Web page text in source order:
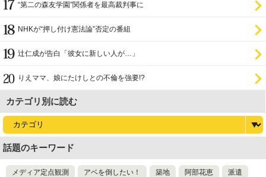
“第二の森友学園”関係者を最高裁判事に
NHKが“押し付け憲法論”否定の番組
辻仁成が告白「彼女に新しい人が…」
りえママ、娘にたけしとの不倫を強要!?
カテゴリ別に読む
話題のキーワード
メディア定点観測 アベを倒したい！ 築地 阿部花恵 派遣